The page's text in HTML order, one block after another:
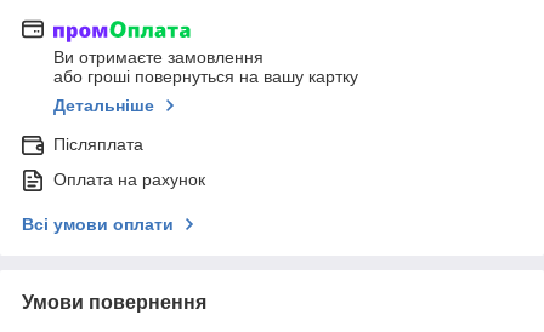
Ви отримаєте замовлення
або гроші повернуться на вашу картку
Детальніше
Післяплата
Оплата на рахунок
Всі умови оплати
Умови повернення